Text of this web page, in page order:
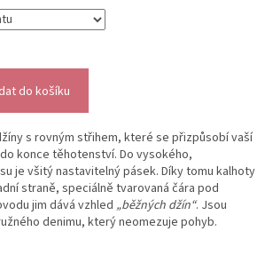
do košíku
s rovným střihem, které se přizpůsobí vaší
konce těhotenství. Do vysokého,
je všitý nastavitelný pásek. Díky tomu kalhoty
straně, speciálně tvarovaná čára pod
jim dává vzhled „běžných džín“. Jsou
denimu, který neomezuje pohyb.